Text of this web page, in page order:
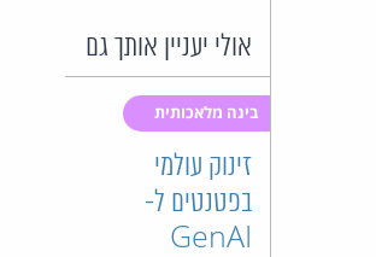
אולי יעניין אותך גם
בינה מלאכותית
זינוק עולמי
בפטנטים ל-
GenAI